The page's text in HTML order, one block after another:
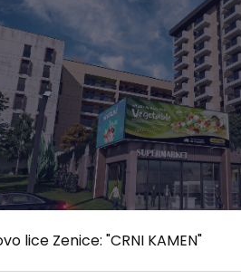
lice Zenice: "CRNI KAMEN"